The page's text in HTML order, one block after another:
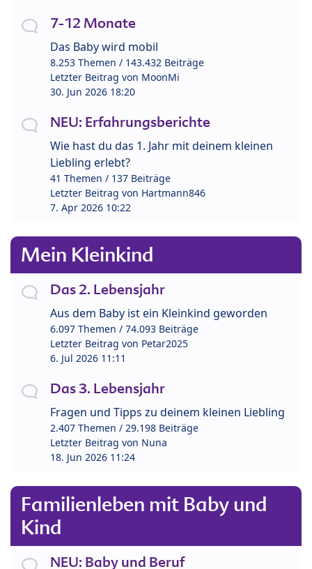
7-12 Monate
Das Baby wird mobil
8.253 Themen / 143.432 Beiträge
Letzter Beitrag von MoonMi
30. Jun 2026 18:20
NEU: Erfahrungsberichte
Wie hast du das 1. Jahr mit deinem kleinen
Liebling erlebt?
41 Themen / 137 Beiträge
Letzter Beitrag von Hartmann846
7. Apr 2026 10:22
Mein Kleinkind
Das 2. Lebensjahr
Aus dem Baby ist ein Kleinkind geworden
6.097 Themen / 74.093 Beiträge
Letzter Beitrag von Petar2025
6. Jul 2026 11:11
Das 3. Lebensjahr
Fragen und Tipps zu deinem kleinen Liebling
2.407 Themen / 29.198 Beiträge
Letzter Beitrag von Nuna
18. Jun 2026 11:24
Familienleben mit Baby und
Kind
NEU: Baby und Beruf